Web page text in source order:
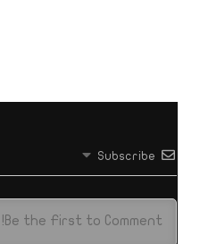
Subscribe